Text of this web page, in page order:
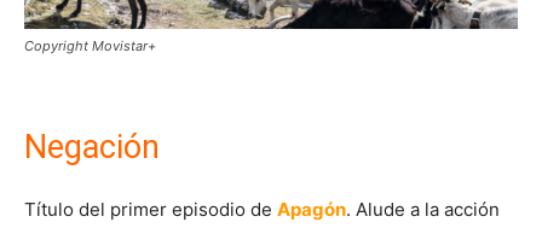
Copyright Movistar+
Negación
Título del primer episodio de Apagón. Alude a la acción